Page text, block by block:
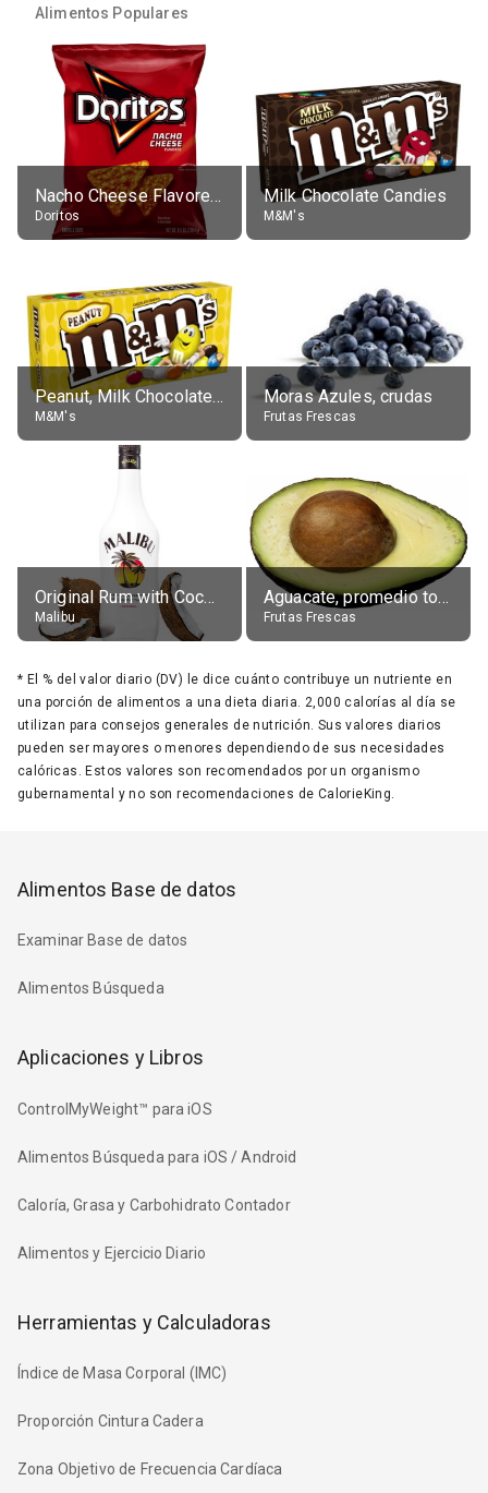
Alimentos Populares
Nacho Cheese Flavored Tortilla Chips
Doritos
Milk Chocolate Candies
M&M's
Peanut, Milk Chocolate Candies
M&M's
Moras Azules, crudas
Frutas Frescas
Original Rum with Coconut Flavour (21% alc.)
Malibu
Aguacate, promedio todos variedades, crudo
Frutas Frescas
* El % del valor diario (DV) le dice cuánto contribuye un nutriente en
una porción de alimentos a una dieta diaria. 2,000 calorías al día se
utilizan para consejos generales de nutrición. Sus valores diarios
pueden ser mayores o menores dependiendo de sus necesidades
calóricas. Estos valores son recomendados por un organismo
gubernamental y no son recomendaciones de CalorieKing.
Alimentos Base de datos
Examinar Base de datos
Alimentos Búsqueda
Aplicaciones y Libros
ControlMyWeight™ para iOS
Alimentos Búsqueda para iOS / Android
Caloría, Grasa y Carbohidrato Contador
Alimentos y Ejercicio Diario
Herramientas y Calculadoras
Índice de Masa Corporal (IMC)
Proporción Cintura Cadera
Zona Objetivo de Frecuencia Cardíaca